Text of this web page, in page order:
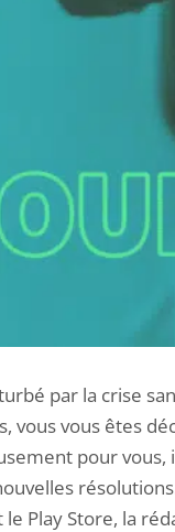
par la crise
vous vous êtes
pour vous,
Play Store, la